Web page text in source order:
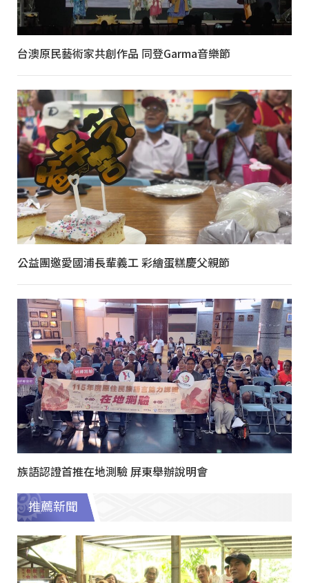
台澳原民藝術家共創作品 同登Garma音樂節
公益團邀愛國浦長輩義工 彩繪蛋糕慶父親節
族語認證首推在地測驗 屏東舉辦說明會
推薦新聞